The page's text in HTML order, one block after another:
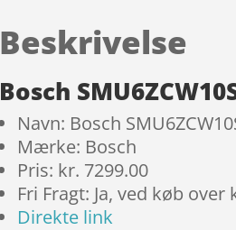
Beskrivelse
Bosch
Navn: Bosch
Mærke: Bosch
Pris: kr. 7299.00
Fri Fragt: Ja, ved køb over
Direkte link